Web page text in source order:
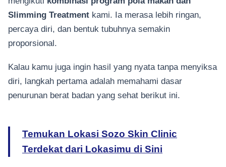
Slimming Treatment kami. Ia merasa lebih ringan,
percaya diri, dan bentuk tubuhnya semakin
proporsional.
Kalau kamu juga ingin hasil yang nyata tanpa menyiksa
diri, langkah pertama adalah memahami dasar
penurunan berat badan yang sehat berikut ini.
Temukan Lokasi Sozo Skin Clinic
Terdekat dari Lokasimu di Sini